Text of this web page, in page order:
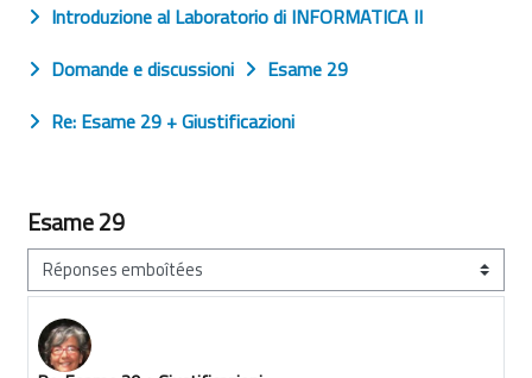
Introduzione al Laboratorio di INFORMATICA II
Domande e discussioni
Esame 29
Re: Esame 29 + Giustificazioni
Esame 29
Type d’affichage